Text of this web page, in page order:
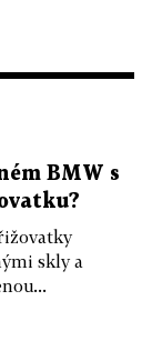
BMW s
skly a